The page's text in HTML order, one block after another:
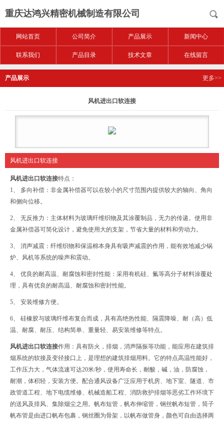
重庆达鸿兴精密机械制造有限公司
网站首页 公司简介 产品展示 新闻中心
联系我们 产品目录 技术文章 在线留言
产品展示 更多>>
风机进出口软连接
风机进出口软连接
风机进出口软连接特点：
1、 多向补偿：非金属补偿器可以在较小的尺寸范围内提供较大的轴向、角向
和侧向位移。
2、 无反推力：主体材料为玻璃纤维织物及其涂覆制品，无力的传递。使用非
金属补偿器可简化设计，避免使用大的支架，节省大量的材料和劳动力。
3、 消声减震：纤维织物和保温棉本身具有吸声减震的作用，能有效地减少锅
炉、风机等系统的噪声和震动。
4、 优良的耐高温、耐腐蚀和密封性能：采用有机硅、氟等高分子材料涂覆处
理，具有优良的耐高温、耐腐蚀和密封性能。
5、 安装维修方便。
6、 硅橡胶与玻璃纤维布复合而成，具有高绝热性能、隔震降噪、耐（高）低
温、耐腐、耐压、结构简单、重量轻、易安装维修等特点。
风机进出口软连接作用：具有防火，排烟，消声隔振等功能，能应用在建筑排
烟系统的软接及变径接口上，是理想的建筑排烟用料。它的特点高温性能好，
工作压力大，气体流速可达20米/秒，使用寿命长，耐酸，碱，油，防腐蚀，
耐潮，体积轻，安装方便。配合通风设备广泛应用于机房、地下室、隧道、市
政管道工程、地下电缆维修、机械造船工程、消防救护排烟等恶劣工作环境下
的送风及排风、集除烟尘之用。帆布短管，帆布伸缩管，钢丝帆布短管，筒子
帆布管是由进口帆布包裹，钢丝圈为骨架，以帆布做管身，颜色可自由选择两